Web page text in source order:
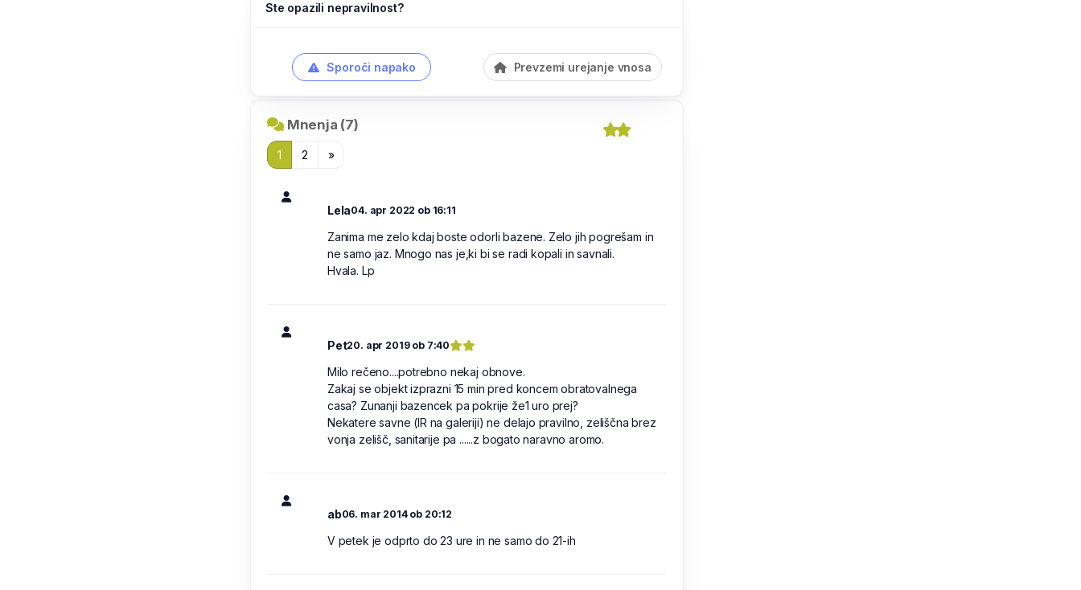
Ste opazili nepravilnost?
Sporoči napako Prevzemi urejanje vnosa
Mnenja (7)
1 2 »
Lela04. apr 2022 ob 16:11
Zanima me zelo kdaj boste odorli bazene. Zelo jih pogrešam in
ne samo jaz. Mnogo nas je,ki bi se radi kopali in savnali.
Hvala. Lp
Pet20. apr 2019 ob 7:40
Milo rečeno....potrebno nekaj obnove.
Zakaj se objekt izprazni 15 min pred koncem obratovalnega
casa? Zunanji bazencek pa pokrije že1 uro prej?
Nekatere savne (IR na galeriji) ne delajo pravilno, zeliščna brez
vonja zelišč, sanitarije pa ......z bogato naravno aromo.
ab06. mar 2014 ob 20:12
V petek je odprto do 23 ure in ne samo do 21-ih